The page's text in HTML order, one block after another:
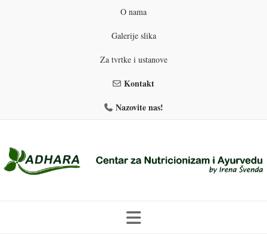
O nama
Galerije slika
Za tvrtke i ustanove
Kontakt
Nazovite nas!